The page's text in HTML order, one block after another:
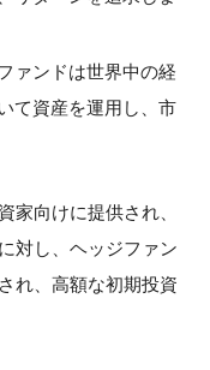
ァンドは世界中の経
て資産を運用し、市
家向けに提供され、
対し、ヘッジファン
れ、高額な初期投資